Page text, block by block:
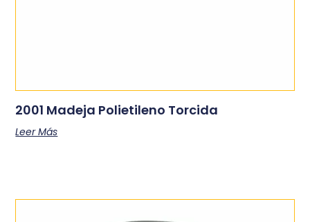
2001 Madeja Polietileno Torcida
Leer Más